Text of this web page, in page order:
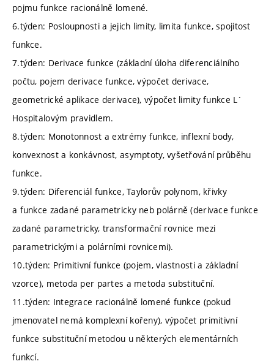
pojmu funkce racionálně lomené.
6.týden: Posloupnosti a jejich limity, limita funkce, spojitost
funkce.
7.týden: Derivace funkce (základní úloha diferenciálního
počtu, pojem derivace funkce, výpočet derivace,
geometrické aplikace derivace), výpočet limity funkce L´
Hospitalovým pravidlem.
8.týden: Monotonnost a extrémy funkce, inflexní body,
konvexnost a konkávnost, asymptoty, vyšetřování průběhu
funkce.
9.týden: Diferenciál funkce, Taylorův polynom, křivky
a funkce zadané parametricky neb polárně (derivace funkce
zadané parametricky, transformační rovnice mezi
parametrickými a polárními rovnicemi).
10.týden: Primitivní funkce (pojem, vlastnosti a základní
vzorce), metoda per partes a metoda substituční.
11.týden: Integrace racionálně lomené funkce (pokud
jmenovatel nemá komplexní kořeny), výpočet primitivní
funkce substituční metodou u některých elementárních
funkcí.